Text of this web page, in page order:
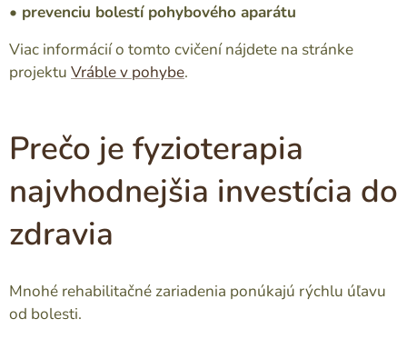
• prevenciu bolestí pohybového aparátu
Viac informácií o tomto cvičení nájdete na stránke
projektu Vráble v pohybe.
Prečo je fyzioterapia
najvhodnejšia investícia do
zdravia
Mnohé rehabilitačné zariadenia ponúkajú rýchlu úľavu
od bolesti.